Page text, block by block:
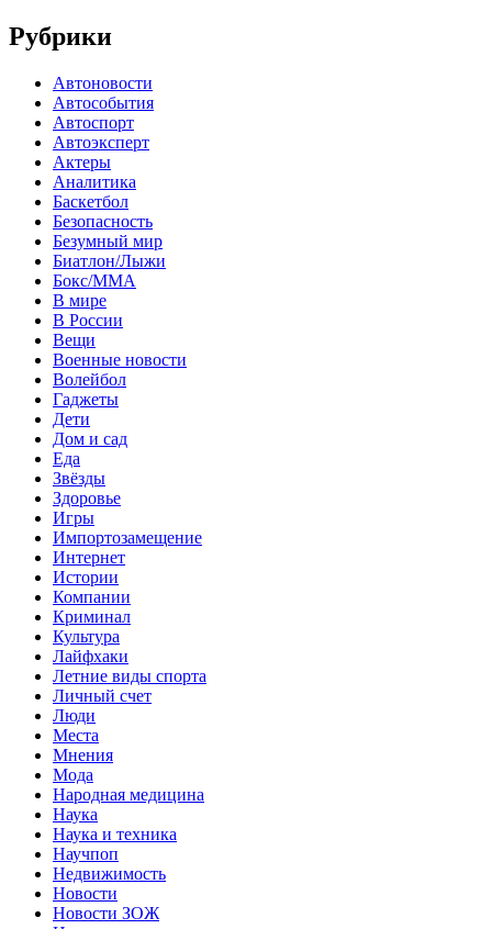
Рубрики
Автоновости
Автособытия
Автоспорт
Автоэксперт
Актеры
Аналитика
Баскетбол
Безопасность
Безумный мир
Биатлон/Лыжи
Бокс/MMA
В мире
В России
Вещи
Военные новости
Волейбол
Гаджеты
Дети
Дом и сад
Еда
Звёзды
Здоровье
Игры
Импортозамещение
Интернет
Истории
Компании
Криминал
Культура
Лайфхаки
Летние виды спорта
Личный счет
Люди
Места
Мнения
Мода
Народная медицина
Наука
Наука и техника
Научпоп
Недвижимость
Новости
Новости ЗОЖ